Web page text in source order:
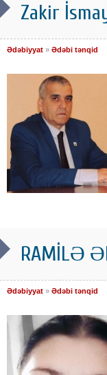
Zakir
Ədəbiyyat » Ədəbi tənqid
RAMİLƏ
Ədəbiyyat » Ədəbi tənqid